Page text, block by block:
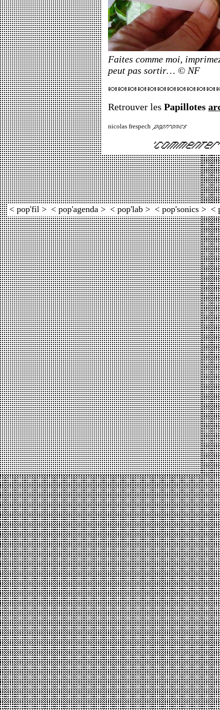
Faites comme moi,
peut pas sortir… © NF
Retrouver les Papillotes
nicolas frespech
< pop'fil > < pop'agenda > < pop'lab > < pop'sonics > <